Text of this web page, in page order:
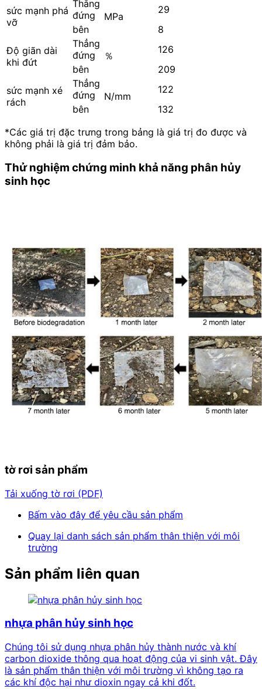
sức mạnh phá
vỡ
Thẳng
đứng
MPa
29
bên
8
Độ giãn dài
khi đứt
Thẳng
đứng
％
126
bên
209
sức mạnh xé
rách
Thẳng
đứng
N/mm
122
bên
132
*Các giá trị đặc trưng trong bảng là giá trị đo được và
không phải là giá trị đảm bảo.
Thử nghiệm chứng minh khả năng phân hủy
sinh học
tờ rơi sản phẩm
Tải xuống tờ rơi (PDF)
Bấm vào đây để yêu cầu sản phẩm
Quay lại danh sách sản phẩm thân thiện với môi
trường
Sản phẩm liên quan
nhựa phân hủy sinh học
Chúng tôi sử dụng nhựa phân hủy thành nước và khí
carbon dioxide thông qua hoạt động của vi sinh vật. Đây
là sản phẩm thân thiện với môi trường vì không tạo ra
các khí độc hại như dioxin ngay cả khi đốt.